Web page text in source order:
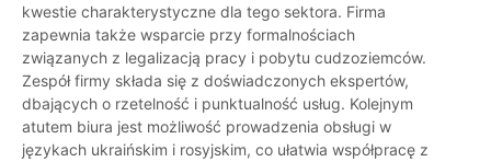
kwestie charakterystyczne dla tego sektora. Firma
zapewnia także wsparcie przy formalnościach
związanych z legalizacją pracy i pobytu cudzoziemców.
Zespół firmy składa się z doświadczonych ekspertów,
dbających o rzetelność i punktualność usług. Kolejnym
atutem biura jest możliwość prowadzenia obsługi w
językach ukraińskim i rosyjskim, co ułatwia współpracę z